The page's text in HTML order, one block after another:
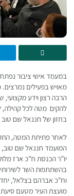
במעמד אישי ציבור
מאויש בפעילים
הרבה רצון וידע מקצועי,
להקים מטה לכל קהילה,
בחזון של חננאל שם
לאחר פתיתת המטה,
המועמד חננאל שם טוב,
יו”ר הכנסת ח”כ ארז
בהשתתפות השר
וח”כ אברהם בצלאל, יחד
מועצת העיר מטעם סיעת